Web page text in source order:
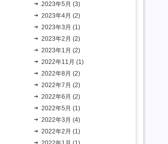
2023年5月 (3)
2023年4月 (2)
2023年3月 (1)
2023年2月 (2)
2023年1月 (2)
2022年11月 (1)
2022年8月 (2)
2022年7月 (2)
2022年6月 (2)
2022年5月 (1)
2022年3月 (4)
2022年2月 (1)